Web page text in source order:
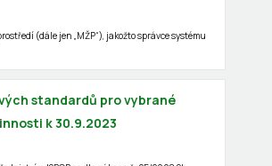
(dále jen „MŽP“), jakožto správce systému
standardů pro vybrané
k 30.9.2023